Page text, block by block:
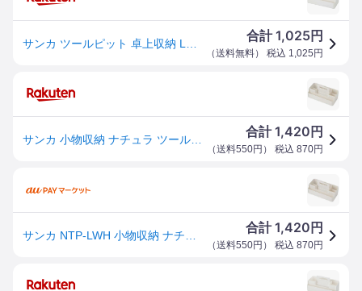
合計1,025円
（送料無料） 税込 1,025 円
合計1,420 円
（送料550円 ） 税込 870円
合計1,420 円
（送料550円 ） 税込 870円